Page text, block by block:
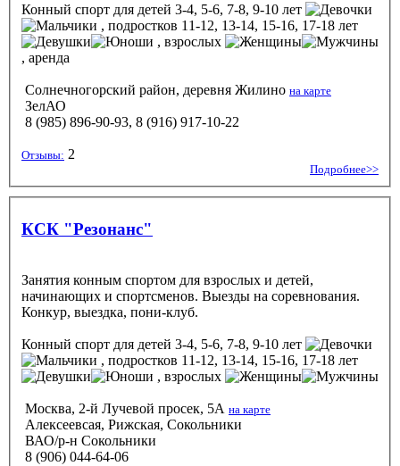
Конный спорт для детей 3-4, 5-6, 7-8, 9-10 лет
, подростков 11-12, 13-14, 15-16, 17-18 лет
, взрослых
, аренда
Солнечногорский район, деревня Жилино на карте
ЗелАО
8 (985) 896-90-93, 8 (916) 917-10-22
Отзывы: 2
Подробнее>>
КСК "Резонанс"
Занятия конным спортом для взрослых и детей,
начинающих и спортсменов. Выезды на соревнования.
Конкур, выездка, пони-клуб.
Конный спорт для детей 3-4, 5-6, 7-8, 9-10 лет
, подростков 11-12, 13-14, 15-16, 17-18 лет
, взрослых
Москва, 2-й Лучевой просек, 5А на карте
Алексеевсая, Рижская, Сокольники
ВАО/р-н Сокольники
8 (906) 044-64-06